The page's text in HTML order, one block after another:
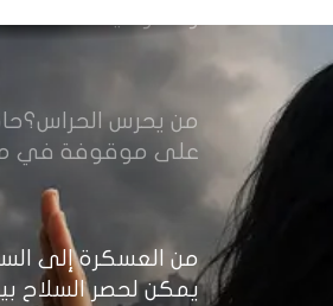
من يحرس
على موقوفة في
النهضة تضع وزارة
أمام اختبار حماية
الثقة
من العسكرة إلى
يمكن لحصر السلاح